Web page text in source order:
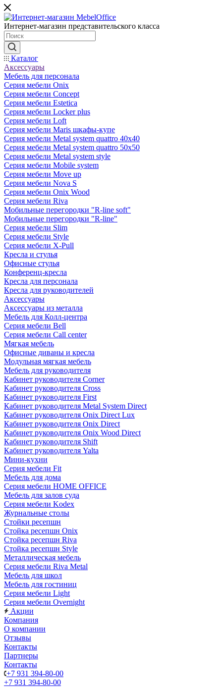
Интернет-магазин представительского класса
Каталог
Аксессуары
Мебель для персонала
Серия мебели Onix
Серия мебели Concept
Серия мебели Estetica
Серия мебели Locker plus
Серия мебели Loft
Серия мебели Maris шкафы-купе
Серия мебели Metal system quattro 40x40
Серия мебели Metal system quattro 50x50
Серия мебели Metal system style
Серия мебели Mobile system
Серия мебели Move up
Серия мебели Nova S
Серия мебели Onix Wood
Серия мебели Riva
Мобильные перегородки "R-line soft"
Мобильные перегородки "R-line"
Серия мебели Slim
Серия мебели Style
Серия мебели X-Pull
Кресла и стулья
Офисные стулья
Конференц-кресла
Кресла для персонала
Кресла для руководителей
Аксессуары
Аксессуары из металла
Мебель для Колл-центра
Серия мебели Bell
Серия мебели Call center
Мягкая мебель
Офисные диваны и кресла
Модульная мягкая мебель
Мебель для руководителя
Кабинет руководителя Corner
Кабинет руководителя Cross
Кабинет руководителя First
Кабинет руководителя Metal System Direct
Кабинет руководителя Onix Direct Lux
Кабинет руководителя Onix Direct
Кабинет руководителя Onix Wood Direct
Кабинет руководителя Shift
Кабинет руководителя Yalta
Мини-кухни
Серия мебели Fit
Мебель для дома
Серия мебели HOME OFFICE
Мебель для залов суда
Серия мебели Kodex
Журнальные столы
Стойки ресепшн
Стойка ресепшн Onix
Стойка ресепшн Riva
Стойка ресепшн Style
Металлическая мебель
Серия мебели Riva Metal
Мебель для школ
Мебель для гостиниц
Серия мебели Light
Серия мебели Overnight
Акции
Компания
О компании
Отзывы
Контакты
Партнеры
Контакты
+7 931 394-80-00
+7 931 394-80-00